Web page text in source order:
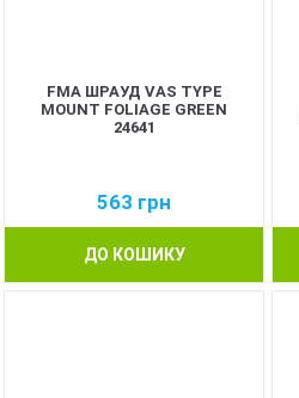
FMA ШРАУД VAS TYPE
MOUNT FOLIAGE GREEN
24641
563 грн
ДО КОШИКУ